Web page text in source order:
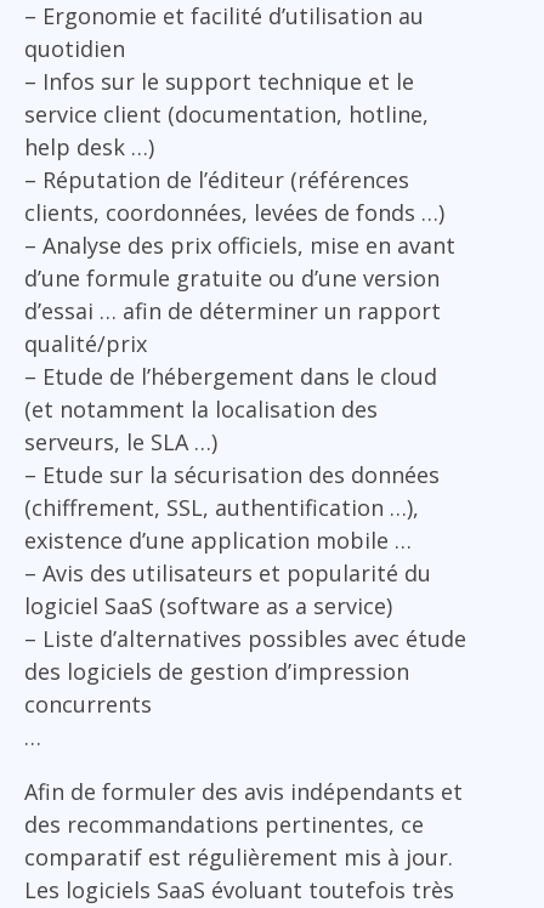
– Ergonomie et facilité d’utilisation au
quotidien
– Infos sur le support technique et le
service client (documentation, hotline,
help desk …)
– Réputation de l’éditeur (références
clients, coordonnées, levées de fonds …)
– Analyse des prix officiels, mise en avant
d’une formule gratuite ou d’une version
d’essai … afin de déterminer un rapport
qualité/prix
– Etude de l’hébergement dans le cloud
(et notamment la localisation des
serveurs, le SLA …)
– Etude sur la sécurisation des données
(chiffrement, SSL, authentification …),
existence d’une application mobile …
– Avis des utilisateurs et popularité du
logiciel SaaS (software as a service)
– Liste d’alternatives possibles avec étude
des logiciels de gestion d’impression
concurrents
…
Afin de formuler des avis indépendants et
des recommandations pertinentes, ce
comparatif est régulièrement mis à jour.
Les logiciels SaaS évoluant toutefois très